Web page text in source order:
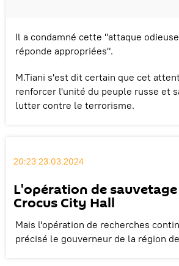
Il a condamné cette "attaque
réponde appropriées".
M.Tiani s'est dit certain que cet
renforcer l'unité du peuple russe et
lutter contre le terrorisme.
20:23 23.03.2024
L'opération de
Crocus City Hall
Mais l'opération de recherches
précisé le gouverneur de la région